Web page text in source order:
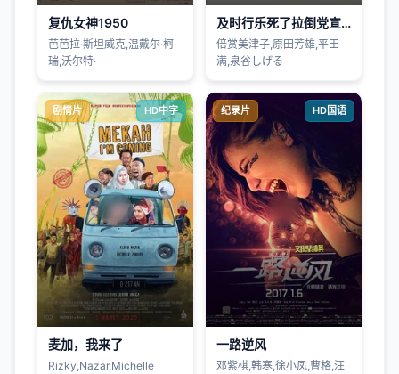
复仇女神1950
芭芭拉·斯坦威克,温戴尔·柯
瑞,沃尔特·
及时行乐死了拉倒党宣言
倍赏美津子,原田芳雄,平田
满,泉谷しげる
剧情片 HD中字
麦加，我来了
Rizky,Nazar,Michelle
纪录片 HD国语
一路逆风
邓紫棋,韩寒,徐小凤,曹格,汪